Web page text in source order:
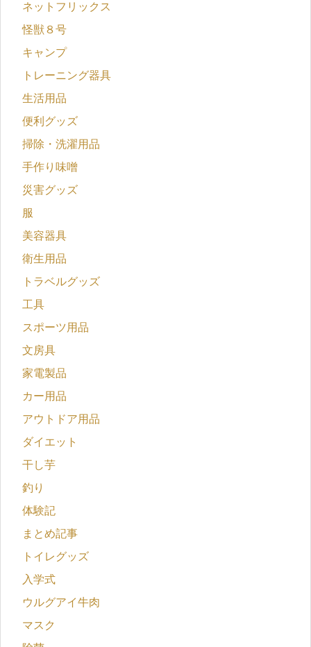
ネットフリックス
怪獣８号
キャンプ
トレーニング器具
生活用品
便利グッズ
掃除・洗濯用品
手作り味噌
災害グッズ
服
美容器具
衛生用品
トラベルグッズ
工具
スポーツ用品
文房具
家電製品
カー用品
アウトドア用品
ダイエット
干し芋
釣り
体験記
まとめ記事
トイレグッズ
入学式
ウルグアイ牛肉
マスク